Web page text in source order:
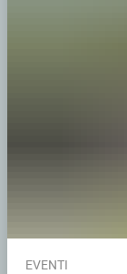
EVENTI